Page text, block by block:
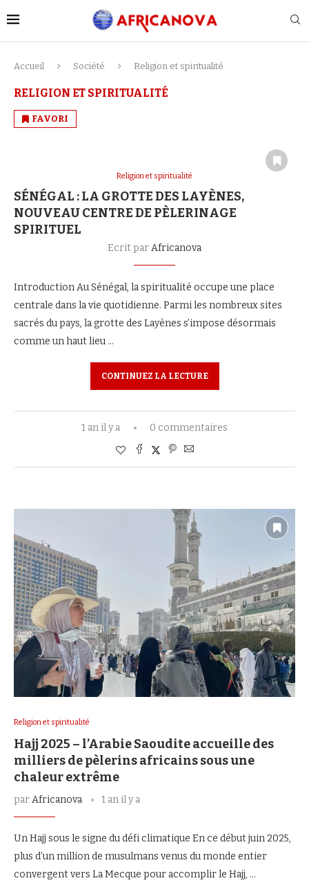
Accueil Société Religion et spiritualité
RELIGION ET SPIRITUALITÉ
FAVORI
Religion et spiritualité
SÉNÉGAL : LA GROTTE DES LAYÈNES,
NOUVEAU CENTRE DE PÈLERINAGE
SPIRITUEL
Ecrit parAfricanova
Introduction Au Sénégal, la spiritualité occupe une place
centrale dans la vie quotidienne. Parmi les nombreux sites
sacrés du pays, la grotte des Layènes s’impose désormais
comme un haut lieu …
CONTINUEZ LA LECTURE
1 an il y a 0 commentaires
Religion et spiritualité
Hajj 2025 – l’Arabie Saoudite accueille des
milliers de pèlerins africains sous une
chaleur extrême
parAfricanova 1 an il y a
Un Hajj sous le signe du défi climatique En ce début juin 2025,
plus d’un million de musulmans venus du monde entier
convergent vers La Mecque pour accomplir le Hajj, …